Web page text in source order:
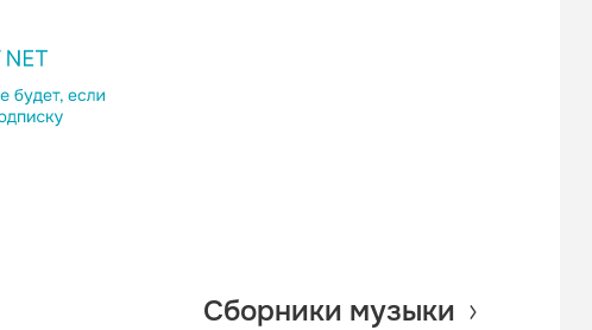
Сборники музыки